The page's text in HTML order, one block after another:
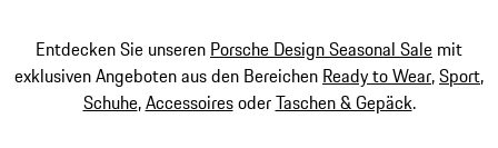
Entdecken Sie unseren Porsche Design Seasonal Sale mit
exklusiven Angeboten aus den Bereichen Ready to Wear,Sport,
Schuhe,AccessoiresoderTaschen & Gepäck.